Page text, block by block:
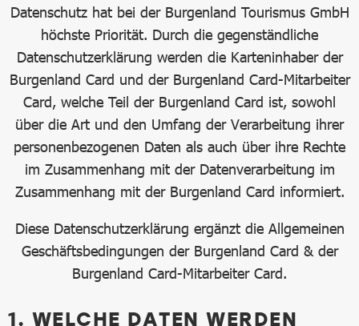
Datenschutz hat bei der Burgenland Tourismus GmbH
höchste Priorität. Durch die gegenständliche
Datenschutzerklärung werden die Karteninhaber der
Burgenland Card und der Burgenland Card-Mitarbeiter
Card, welche Teil der Burgenland Card ist, sowohl
über die Art und den Umfang der Verarbeitung ihrer
personenbezogenen Daten als auch über ihre Rechte
im Zusammenhang mit der Datenverarbeitung im
Zusammenhang mit der Burgenland Card informiert.
Diese Datenschutzerklärung ergänzt die Allgemeinen
Geschäftsbedingungen der Burgenland Card & der
Burgenland Card-Mitarbeiter Card.
1. WELCHE DATEN WERDEN